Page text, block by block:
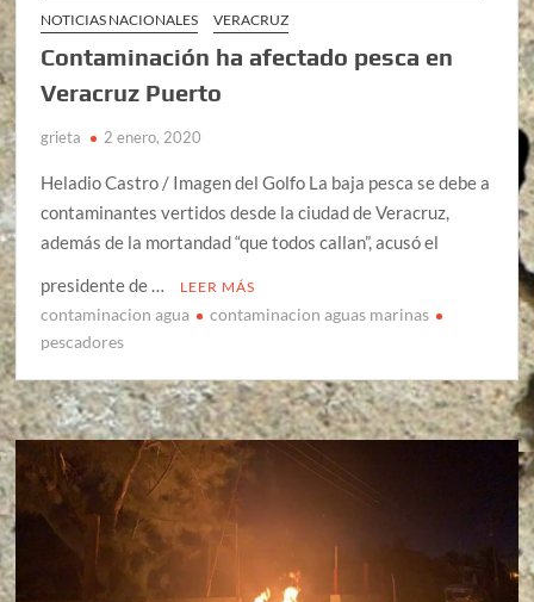
NOTICIAS NACIONALES
VERACRUZ
Contaminación ha afectado pesca en
Veracruz Puerto
grieta 2 enero, 2020
Heladio Castro / Imagen del Golfo La baja pesca se debe a
contaminantes vertidos desde la ciudad de Veracruz,
además de la mortandad “que todos callan”, acusó el
presidente de …
LEER MÁS
contaminacion agua
contaminacion aguas marinas
pescadores